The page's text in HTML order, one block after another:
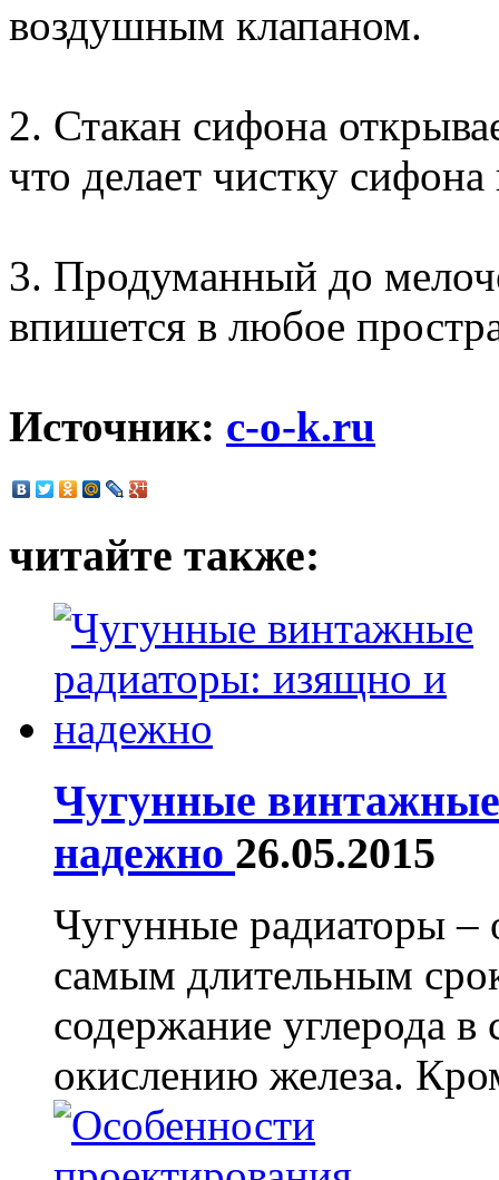
воздушным клапаном.
2. Стакан сифона
что делает чистку
3. Продуманный до
впишется в любое
Источник: c-o-k.ru
читайте также:
Чугунные
надежно 26.05.2015
Чугунные радиаторы –
самым длительным
содержание углерода в
окислению железа.